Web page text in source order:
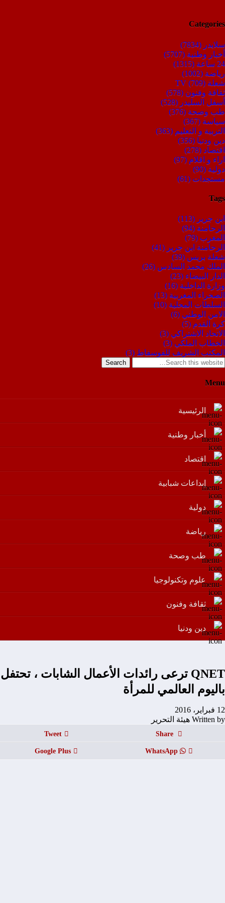
Categories
سلايدر (7834)
أخبار وطنية (5707)
24 ساعة
(1315)
رياضة (1002)
شعلة TV (709)
ثقافة وفنون (578)
أسفل السليدر (528)
طب وصحة (376)
سياسة (367)
التربية و التعليم (363)
دين ودنيا (356)
اقتصاد (278)
اراء و اقلام (97)
دولية (90)
مستجدات (61)
Tags
ابن جرير (113)
الرحامنة (94)
المغرب (79)
الرحامنة ابن جرير (41)
شعلة بريس (39)
الملك محمد السادس (26)
الدار البيضاء (23)
وزارة الداخلية (16)
الصحراء المغربية (13)
السلطات المحلية (10)
الامن الوطني (6)
كرة القدم (5)
الاتحاد الاشتراكي (3)
الخطاب الملكي (3)
المكتب الشريف للفوسفاط (3)
Search
Menu
الرئيسية
أخبار وطنية
اقتصاد
إبداعات شبابية
دولية
رياضة
طب وصحة
علوم وتكنولوجيا
ثقافة وفنون
دين ودنيا
QNET ترعى رائدات الأعمال الشابات ، تحتفل
باليوم العالمي للمرأة
12 فبراير، 2016
Written by هيئة التحرير
Share
Tweet
WhatsApp
Google Plus